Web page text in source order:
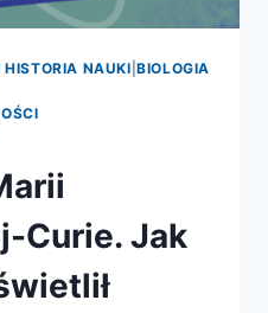
HISTORIA NAUKI |BIOLOGIA
Curie. Jak